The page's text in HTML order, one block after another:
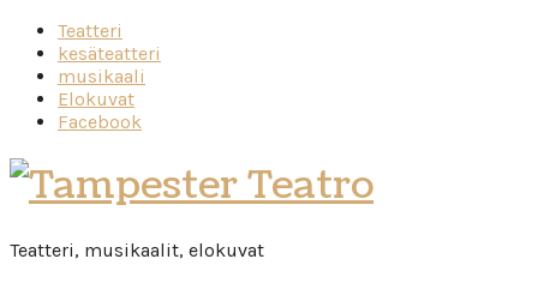
Teatteri
kesäteatteri
musikaali
Elokuvat
Facebook
Tampester
Teatro
Teatteri, musikaalit, elokuvat